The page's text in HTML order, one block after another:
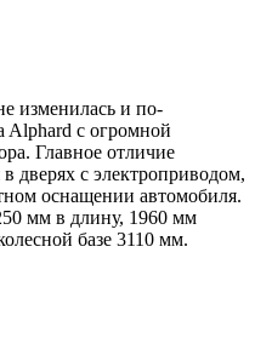
изменилась и по-
Alphard с огромной
Главное отличие
дверях с электроприводом,
оснащении автомобиля.
мм в длину, 1960 мм
базе 3110 мм.